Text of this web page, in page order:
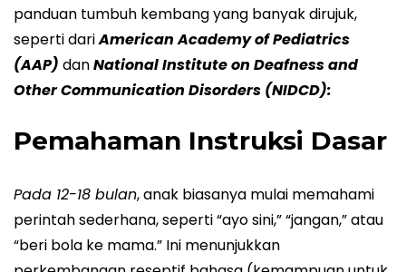
panduan tumbuh kembang yang banyak dirujuk,
seperti dariAmerican Academy of Pediatrics
(AAP) danNational Institute on Deafness and
Other Communication Disorders (NIDCD):
Pemahaman Instruksi Dasar
Pada 12-18 bulan, anak biasanya mulai memahami
perintah sederhana, seperti “ayo sini,” “jangan,” atau
“beri bola ke mama.” Ini menunjukkan